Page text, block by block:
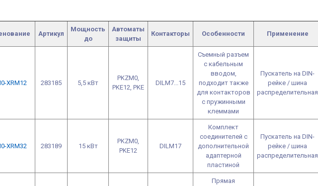
Артикул
Мощность
до
Автоматы
защиты
Контакторы Особенности Применение
XRM12 283185 5,5 кВт
PKZM0,
PKE12, PKE
DILM7...15
Съемный разъем
с кабельным
вводом,
подходит также
для контакторов
с пружинными
клеммами
Пускатель на DIN-
рейке / шина
распределительная
XRM32 283189 15 кВт
PKZM0,
PKE12
DILM17
Комплект
соединителей с
дополнительной
адаптерной
пластиной
Пускатель на DIN-
рейке / шина
распределительная
Прямая